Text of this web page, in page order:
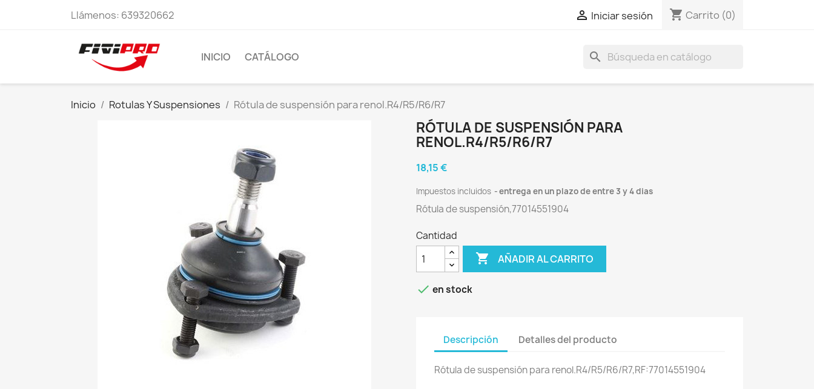
Llámenos: 639320662  Iniciar sesión shopping_cart Carrito (0)
INICIO CATÁLOGO search
Inicio Rotulas Y Suspensiones Rótula de suspensión para renol.R4/R5/R6/R7
RÓTULA DE SUSPENSIÓN PARA
RENOL.R4/R5/R6/R7
18,15 €
Impuestos incluidos entrega en un plazo de entre 3 y 4 dias
Rótula de suspensión,77014551904
Cantidad
 AÑADIR AL CARRITO
 en stock
Descripción Detalles del producto
Rótula de suspensión para renol.R4/R5/R6/R7,RF:77014551904